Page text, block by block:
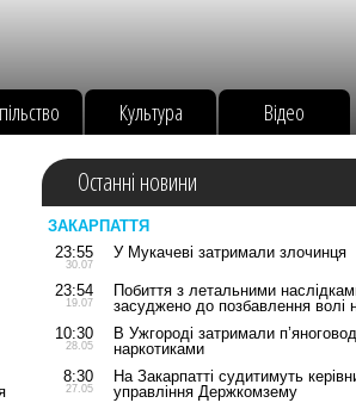
Культура Відео
Останні новини
ЗАКАРПАТТЯ
23:55
30.07
У Мукачеві затримали злочинця
23:54
19.07
Побиття з летальними
засуджено до позбавлення волі
10:30
28.05
В Ужгороді затримали
наркотиками
8:30
27.05
На Закарпатті судитимуть
управління Держкомзему